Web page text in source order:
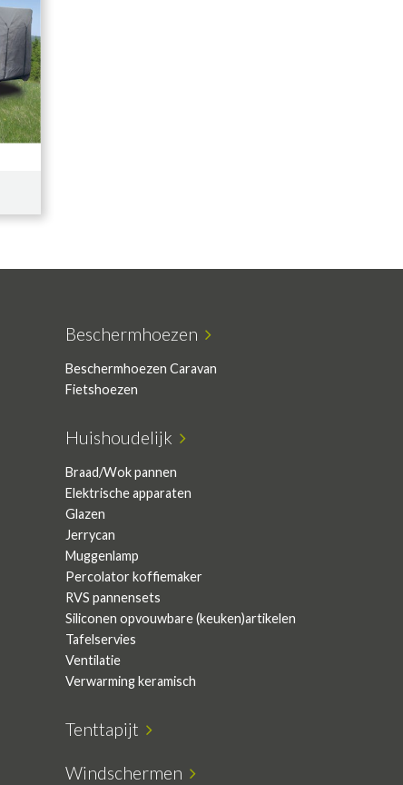
Beschermhoezen
Beschermhoezen Caravan
Fietshoezen
Huishoudelijk
Braad/Wok pannen
Elektrische apparaten
Glazen
Jerrycan
Muggenlamp
Percolator koffiemaker
RVS pannensets
Siliconen opvouwbare (keuken)artikelen
Tafelservies
Ventilatie
Verwarming keramisch
Tenttapijt
Windschermen